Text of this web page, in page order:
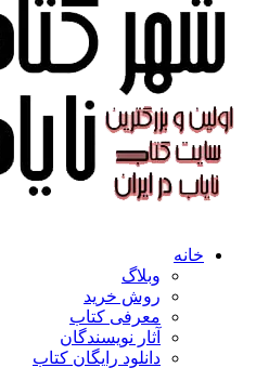
خانه
وبلاگ
روش خرید
معرفی کتاب
آثار نویسندگان
دانلود رایگان کتاب